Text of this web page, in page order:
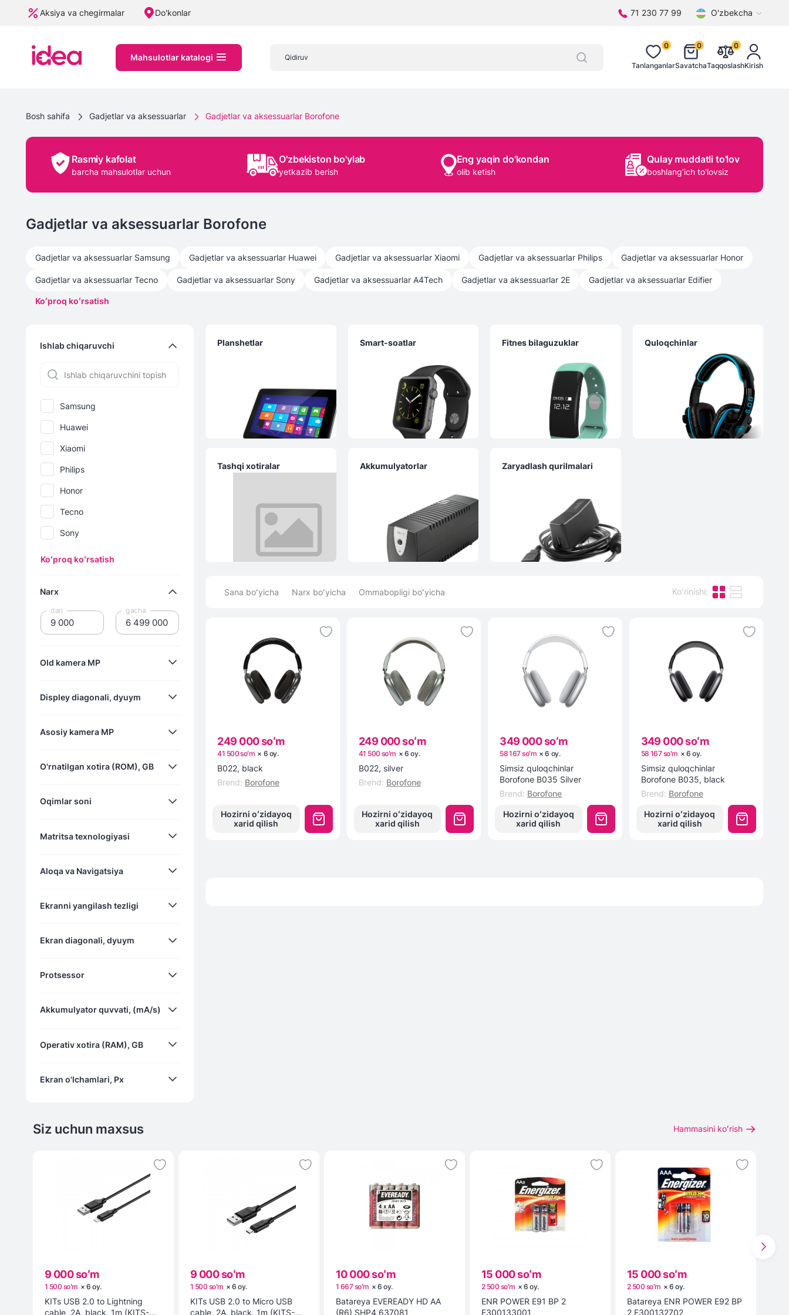
Aksiya va chegirmalar Do'konlar 71 230 77 99 O'zbekcha
Mahsulotlar katalogi
0
Tanlanganlar
0
Savatcha
0
TaqqoslashKirish
Bosh sahifa Gadjetlar va aksessuarlar Gadjetlar va aksessuarlar Borofone
Rasmiy kafolat
barcha mahsulotlar uchun
O'zbekiston bo'ylab
yetkazib berish
Eng yaqin do'kondan
olib ketish
Qulay muddatli to'lov
boshlang’ich to'lovsiz
Gadjetlar va aksessuarlar Borofone
Gadjetlar va aksessuarlar Samsung Gadjetlar va aksessuarlar Huawei Gadjetlar va aksessuarlar Xiaomi Gadjetlar va aksessuarlar Philips Gadjetlar va aksessuarlar Honor
Gadjetlar va aksessuarlar Tecno Gadjetlar va aksessuarlar Sony Gadjetlar va aksessuarlar A4Tech Gadjetlar va aksessuarlar 2E Gadjetlar va aksessuarlar Edifier
Koʻproq koʻrsatish
Ishlab chiqaruvchi
Samsung
Huawei
Xiaomi
Philips
Honor
Tecno
Sony
Koʻproq koʻrsatish
Narx
dan gacha
Old kamera MP
8
Displey diagonali, dyuym
1.77
Asosiy kamera MP
8
O'rnatilgan xotira (ROM), GB
128
Oqimlar soni
Matritsa texnologiyasi
IPS
OLED
TFT
Aloqa va Navigatsiya
Wi-Fi (802.11n), Bluetooth 5.3,
двухчастотный GPS,
Ekranni yangilash tezligi
90
Ekran diagonali, dyuym
Protsessor
Akkumulyator quvvati, (mA/s)
300
5000
Operativ xotira (RAM), GB
Ekran o'lchamlari, Px
192x490
240х296
374x446
390х450
Planshetlar Smart-soatlar Fitnes bilaguzuklar Quloqchinlar
Tashqi xotiralar Akkumulyatorlar Zaryadlash qurilmalari
Sana boʻyicha Narx boʻyicha Ommabopligi boʻyicha Koʻrinishi:
249 000 soʻm
41 500 soʻm × 6 oy.
B022, black
Brend: Borofone
Hozirni oʻzidayoq
xarid qilish
249 000 soʻm
41 500 soʻm ×6 oy.
B022, silver
Brend: Borofone
Hozirni oʻzidayoq
xarid qilish
349 000 soʻm
58 167 soʻm ×6 oy.
Simsiz quloqchinlar
Borofone B035 Silver
Brend: Borofone
Hozirni oʻzidayoq
xarid qilish
349 000 soʻm
58 167 soʻm × 6 oy.
Simsiz quloqchinlar
Borofone B035, black
Brend: Borofone
Hozirni oʻzidayoq
xarid qilish
Siz uchun maxsus Hammasini koʻrish
9 000 soʻm
1 500 soʻm × 6 oy.
KITs USB 2.0 to Lightning
cable, 2A, black, 1m (KITS-W-
9 000 soʻm
1 500 soʻm × 6 oy.
KITs USB 2.0 to Micro USB
cable, 2A, black, 1m (KITS-W-
10 000 soʻm
1 667 soʻm × 6 oy.
Batareya EVEREADY HD AA
(R6) SHP4 637081
15 000 soʻm
2 500 soʻm × 6 oy.
ENR POWER E91 BP 2
E300133001
15 000 soʻm
2 500 soʻm × 6 oy.
Batareya ENR POWER E92 BP
2 E300132702